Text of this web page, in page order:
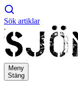
Sök artiklar
Meny
Stäng